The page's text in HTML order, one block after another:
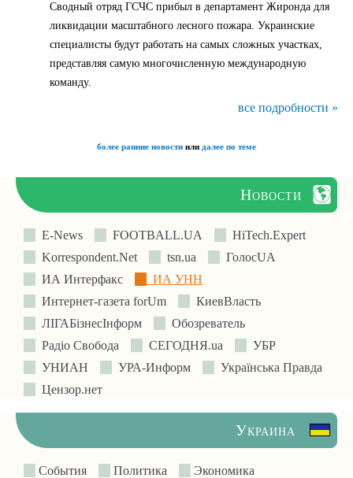
Сводный отряд ГСЧС прибыл в департамент Жиронда для
ликвидации масштабного лесного пожара. Украинские
специалисты будут работать на самых сложных участках,
представляя самую многочисленную международную
команду.
все подробности »
более ранние новости или далее по теме
Новости
E-News FOOTBALL.UA
HiTech.Expert
Korrespondent.Net
tsn.ua
ГолосUA
ИА Интерфакс
ИА УНН
Интернет-газета forUm
КиевВласть
ЛIГАБiзнесIнформ
Обозреватель
Радіо Свобода
СЕГОДНЯ.ua
УБР
УНИАН
УРА-Информ
Українська Правда
Цензор.нет
Украина
События Политика
Экономика